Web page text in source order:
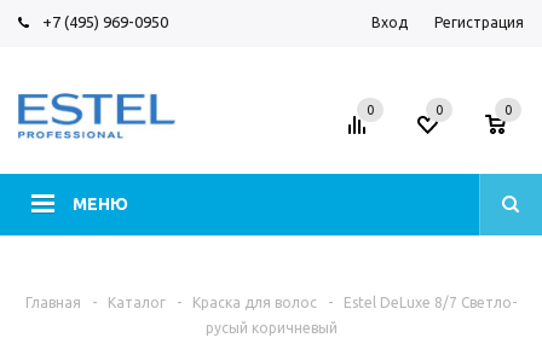
+7 (495) 969-0950 Вход Регистрация
МЕНЮ
0 0 0
Главная - Каталог - Краска для волос -
Estel DeLuxe 8/7 Светло-
русый коричневый